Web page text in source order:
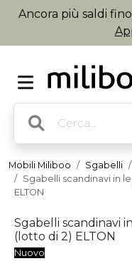
Ancora più saldi
Mobili Miliboo Sgabelli
Sgabelli scandinavi in
ELTON
Sgabelli scandinavi
(lotto di 2) ELTON
Nuovo